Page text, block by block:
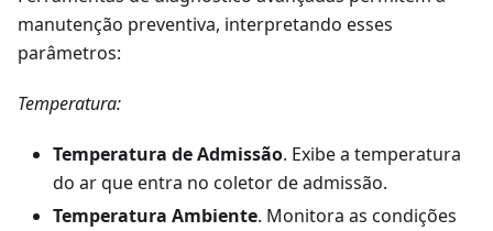
manutenção preventiva, interpretando esses
parâmetros:
Temperatura:
Temperatura de Admissão. Exibe a temperatura
do ar que entra no coletor de admissão.
Temperatura Ambiente. Monitora as condições